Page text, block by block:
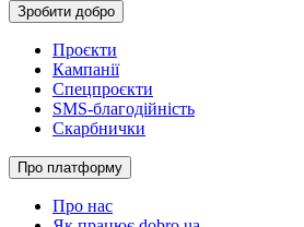
Зробити добро
Проєкти
Кампанії
Спецпроєкти
SMS-благодійність
Скарбнички
Про платформу
Про нас